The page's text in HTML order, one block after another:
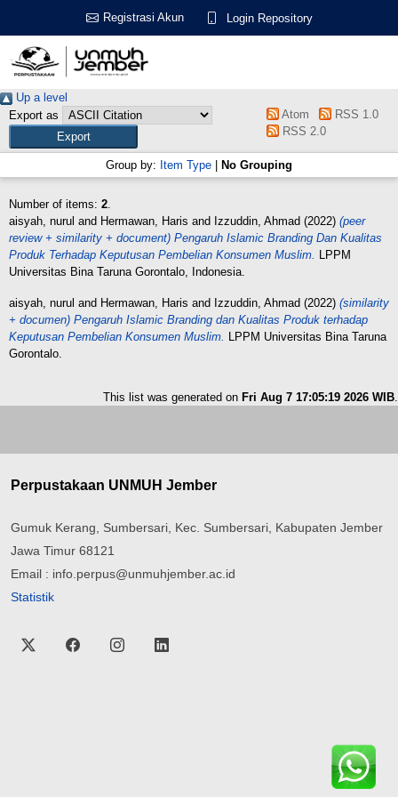
Registrasi Akun Login Repository
Up a level
Export as
Atom
RSS 1.0
RSS 2.0
Group by: Item Type No Grouping
Number of items: 2.
aisyah, nurul and Hermawan, Haris and Izzuddin, Ahmad (2022) (peer
review + similarity + document) Pengaruh Islamic Branding Dan Kualitas
Produk Terhadap Keputusan Pembelian Konsumen Muslim. LPPM
Universitas Bina Taruna Gorontalo, Indonesia.
aisyah, nurul and Hermawan, Haris and Izzuddin, Ahmad (2022) (similarity
+ documen) Pengaruh Islamic Branding dan Kualitas Produk terhadap
Keputusan Pembelian Konsumen Muslim. LPPM Universitas Bina Taruna
Gorontalo.
This list was generated on Fri Aug 7 17:05:19 2026 WIB.
Perpustakaan UNMUH Jember
Gumuk Kerang, Sumbersari, Kec. Sumbersari, Kabupaten Jember
Jawa Timur 68121
Email : info.perpus@unmuhjember.ac.id
Statistik